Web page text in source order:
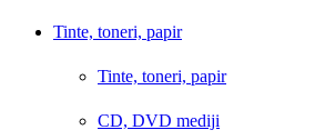
Tinte, toneri, papir
Tinte, toneri, papir
CD, DVD mediji